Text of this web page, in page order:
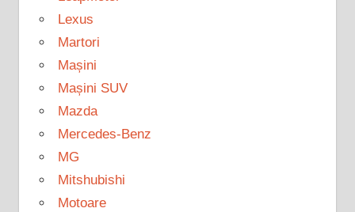
Lexus
Martori
Mașini
Mașini SUV
Mazda
Mercedes-Benz
MG
Mitshubishi
Motoare